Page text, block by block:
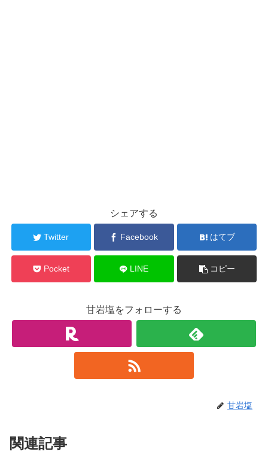
シェアする
Twitter Facebook はてブ
Pocket LINE コピー
甘岩塩をフォローする
甘岩塩
関連記事